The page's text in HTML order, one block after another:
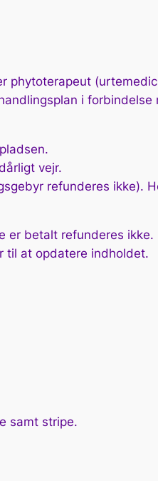
i forbindelse
vejr.
refunderes ikke).
er betalt refunderes ikke.
til at opdatere indholdet.
samt stripe.